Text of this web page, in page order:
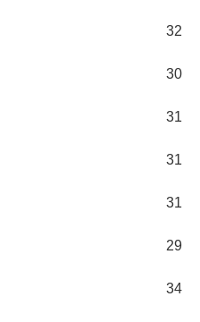
32
30
31
31
31
29
34